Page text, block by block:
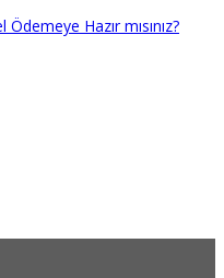
Hazır mısınız?